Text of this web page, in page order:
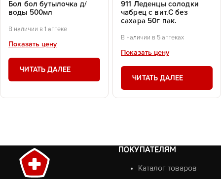
Бол бол бутылочка д/
воды 500мл
В наличии в 1 аптеке
Показать цену
ЧИТАТЬ ДАЛЕЕ
911 Леденцы солодки
чабрец с вит.С без
сахара 50г пак.
В наличии в 5 аптеках
Показать цену
ЧИТАТЬ ДАЛЕЕ
ПОКУПАТЕЛЯМ
Каталог товаров